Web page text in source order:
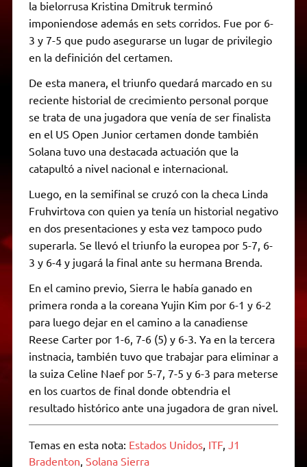
la bielorrusa Kristina Dmitruk terminó
imponiendose además en sets corridos. Fue por 6-
3 y 7-5 que pudo asegurarse un lugar de privilegio
en la definición del certamen.
De esta manera, el triunfo quedará marcado en su
reciente historial de crecimiento personal porque
se trata de una jugadora que venía de ser finalista
en el US Open Junior certamen donde también
Solana tuvo una destacada actuación que la
catapultó a nivel nacional e internacional.
Luego, en la semifinal se cruzó con la checa Linda
Fruhvirtova con quien ya tenía un historial negativo
en dos presentaciones y esta vez tampoco pudo
superarla. Se llevó el triunfo la europea por 5-7, 6-
3 y 6-4 y jugará la final ante su hermana Brenda.
En el camino previo, Sierra le había ganado en
primera ronda a la coreana Yujin Kim por 6-1 y 6-2
para luego dejar en el camino a la canadiense
Reese Carter por 1-6, 7-6 (5) y 6-3. Ya en la tercera
instnacia, también tuvo que trabajar para eliminar a
la suiza Celine Naef por 5-7, 7-5 y 6-3 para meterse
en los cuartos de final donde obtendria el
resultado histórico ante una jugadora de gran nivel.
Temas en esta nota: Estados Unidos, ITF,
J1
Bradenton Solana Sierra